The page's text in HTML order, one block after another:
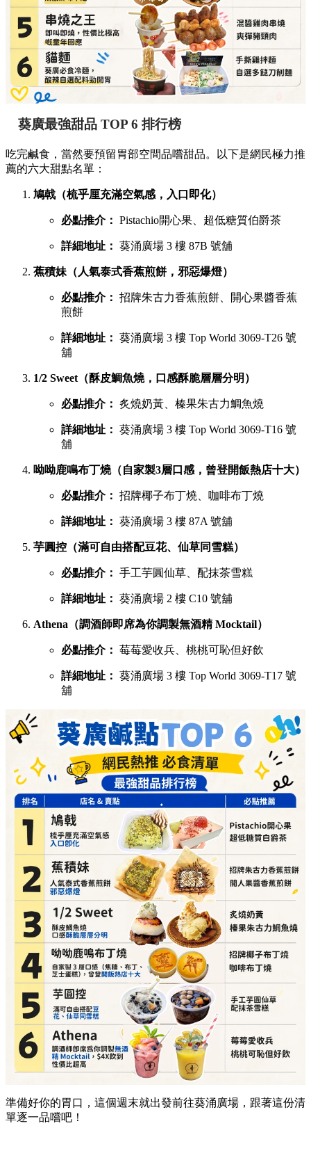
葵廣最強甜品 TOP 6 排行榜
吃完鹹食，當然要預留胃部空間品嚐甜品。以下是網民極力推
薦的六大甜點名單：
鳩戟（梳乎厘充滿空氣感，入口即化）
必點推介： Pistachio開心果、超低糖質伯爵茶
詳細地址： 葵涌廣場 3 樓 87B 號舖
蕉積妹（人氣泰式香蕉煎餅，邪惡爆燈）
必點推介： 招牌朱古力香蕉煎餅、開心果醬香蕉
煎餅
詳細地址： 葵涌廣場 3 樓 Top World 3069-T26 號
舖
1/2 Sweet（酥皮鯛魚燒，口感酥脆層層分明）
必點推介： 炙燒奶黃、榛果朱古力鯛魚燒
詳細地址： 葵涌廣場 3 樓 Top World 3069-T16 號
舖
呦呦鹿鳴布丁燒（自家製3層口感，曾登開飯熱店十大）
必點推介： 招牌椰子布丁燒、咖啡布丁燒
詳細地址： 葵涌廣場 3 樓 87A 號舖
芋圓控（滿可自由搭配豆花、仙草同雪糕）
必點推介： 手工芋圓仙草、配抹茶雪糕
詳細地址： 葵涌廣場 2 樓 C10 號舖
Athena（調酒師即席為你調製無酒精 Mocktail）
必點推介： 莓莓愛收兵、桃桃可恥但好飲
詳細地址： 葵涌廣場 3 樓 Top World 3069-T17 號
舖
準備好你的胃口，這個週末就出發前往葵涌廣場，跟著這份清
單逐一品嚐吧！